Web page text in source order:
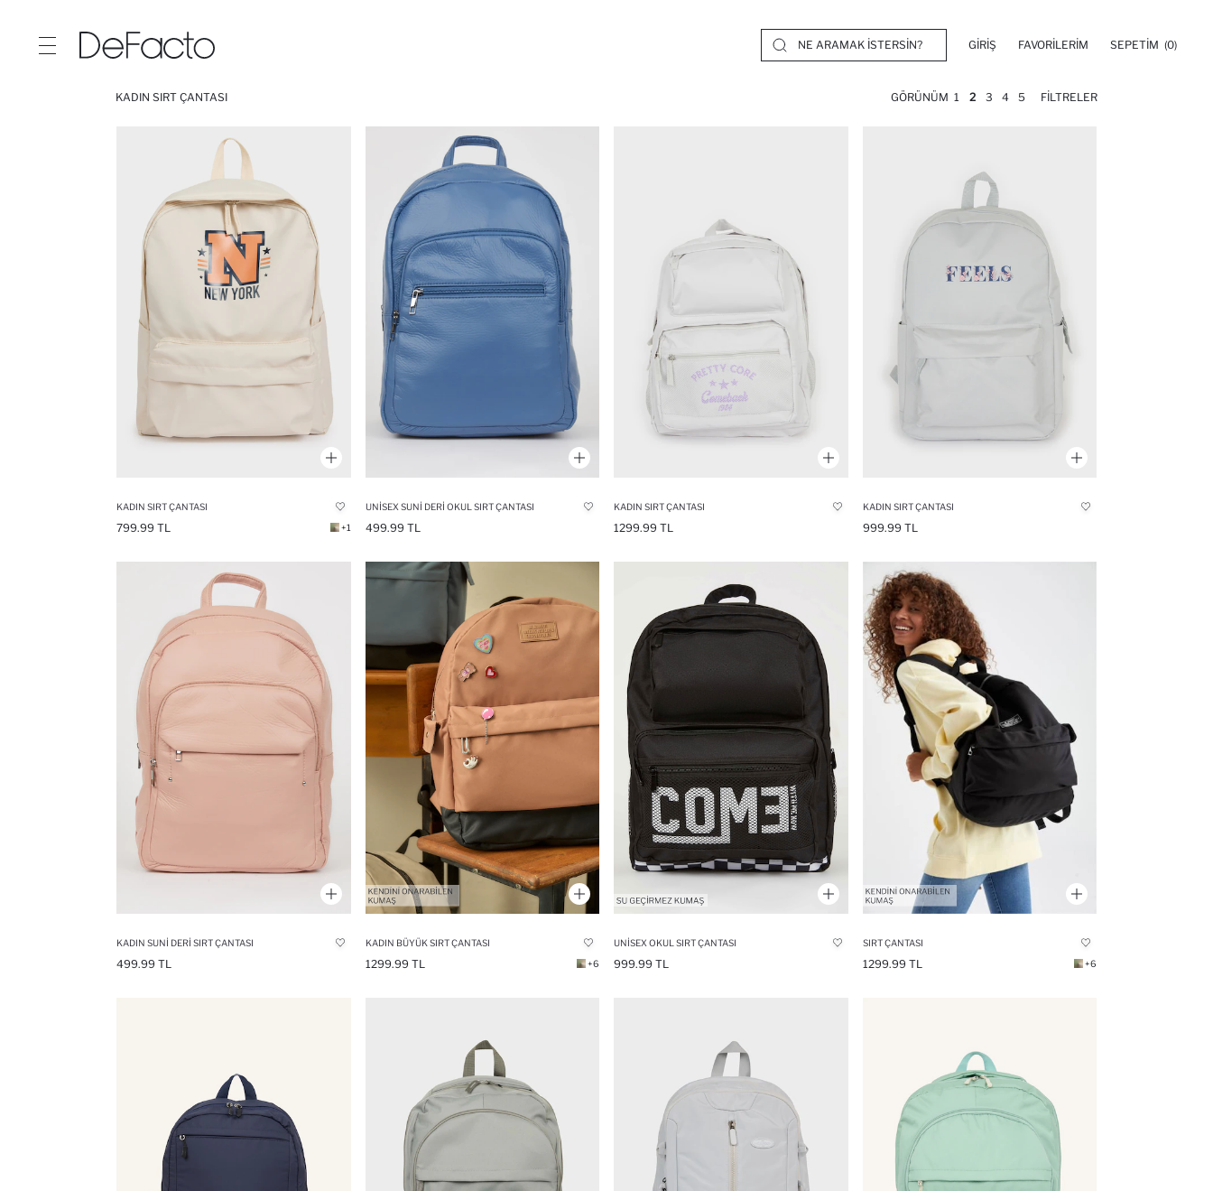
GIRIŞ FAVORILERIM SEPETIM (0)
KADIN SIRT ÇANTASI GÖRÜNÜM 1 2 3 4 5 FILTRELER
KADIN SIRT ÇANTASI
799.99 TL +1
UNISEX SUNI DERI OKUL SIRT ÇANTASI
499.99 TL
KADIN SIRT ÇANTASI
1299.99 TL
KADIN SIRT ÇANTASI
999.99 TL
KADIN SUNI DERI SIRT ÇANTASI
499.99 TL
KADIN BÜYÜK SIRT ÇANTASI
1299.99 TL +6
UNISEX OKUL SIRT ÇANTASI
999.99 TL
SIRT ÇANTASI
1299.99 TL +6